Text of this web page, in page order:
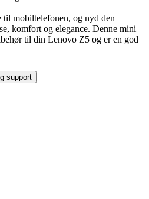
mobiltelefonen, og nyd den
komfort og elegance. Denne mini
til din Lenovo Z5 og er en god
support